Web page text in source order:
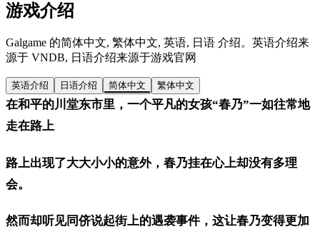
游戏介绍
Galgame 的简体中文, 繁体中文, 英语, 日语 介绍。英语介绍来
源于 VNDB, 日语介绍来源于游戏官网
英语介绍 日语介绍 简体中文 繁体中文
在和平的川堂东市里，一个平凡的女孩“春乃”一如往常地
走在路上
路上出现了大大小小的意外，春乃挂在心上却没有多理
会。
然而却听见同侪说起街上的遇袭事件，这让春乃变得更加